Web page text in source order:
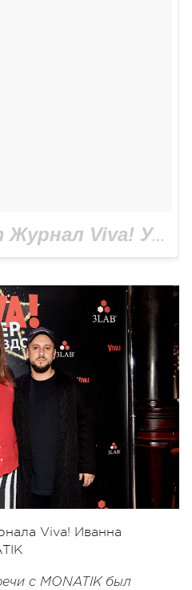
Публикация от Журнал Viva! Украина, Viva.ua (@viva_ukraine_magazine)
Viva! Иванна
с MONATIK был